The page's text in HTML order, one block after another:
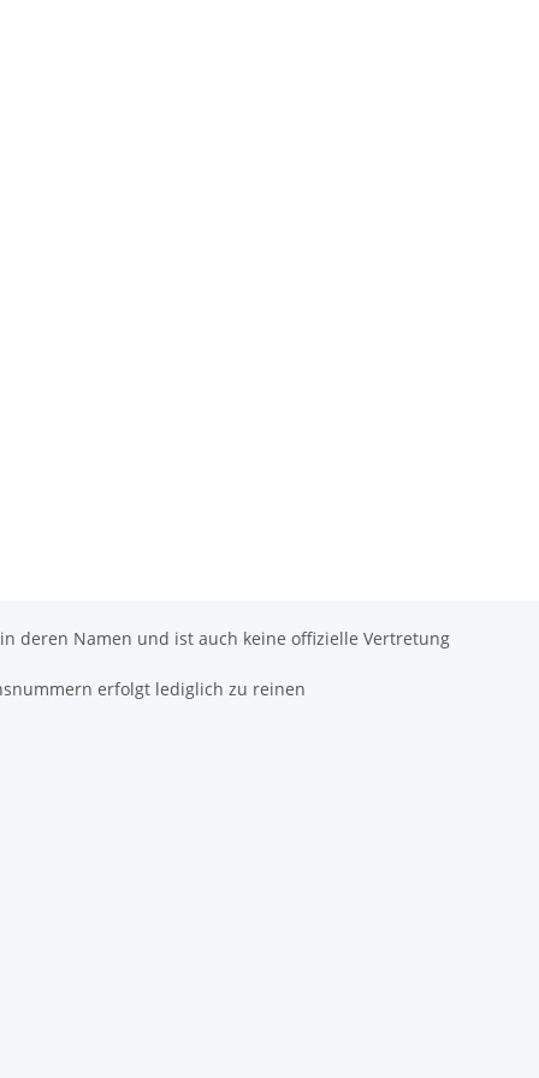
deren Namen und ist auch keine offizielle Vertretung
erfolgt lediglich zu reinen